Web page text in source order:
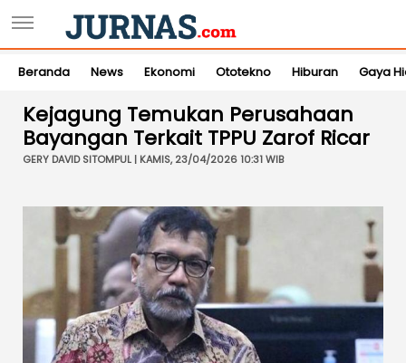
Beranda News Ekonomi Ototekno Hiburan Gaya
Kejagung Temukan Perusahaan
Bayangan Terkait TPPU Zarof Ricar
GERY DAVID SITOMPUL | KAMIS, 23/04/2026 10:31 WIB